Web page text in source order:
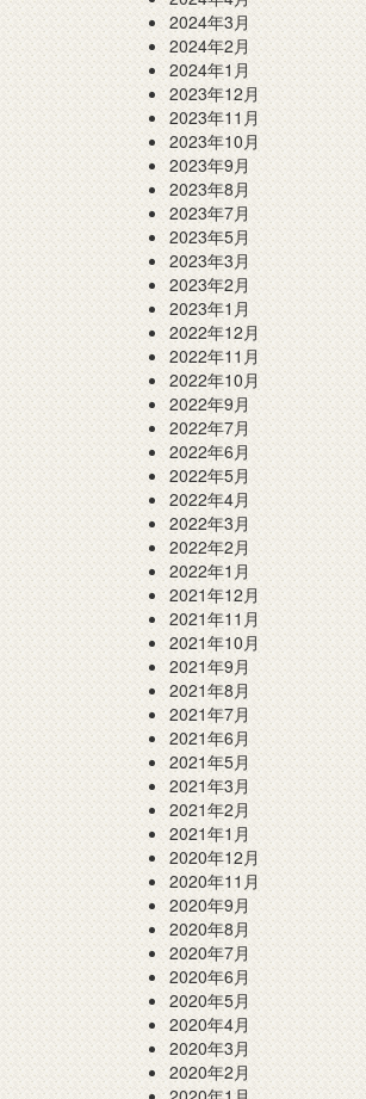
2024年3月
2024年2月
2024年1月
2023年12月
2023年11月
2023年10月
2023年9月
2023年8月
2023年7月
2023年5月
2023年3月
2023年2月
2023年1月
2022年12月
2022年11月
2022年10月
2022年9月
2022年7月
2022年6月
2022年5月
2022年4月
2022年3月
2022年2月
2022年1月
2021年12月
2021年11月
2021年10月
2021年9月
2021年8月
2021年7月
2021年6月
2021年5月
2021年3月
2021年2月
2021年1月
2020年12月
2020年11月
2020年9月
2020年8月
2020年7月
2020年6月
2020年5月
2020年4月
2020年3月
2020年2月